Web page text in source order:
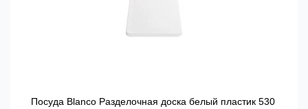
Посуда Blanсo Разделочная доска белый пластик 530